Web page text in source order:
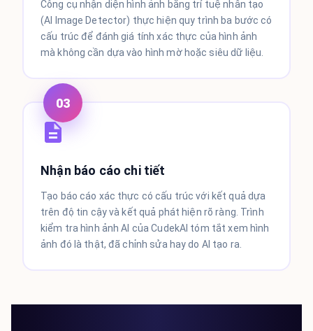
Công cụ nhận diện hình ảnh bằng trí tuệ nhân tạo
(AI Image Detector) thực hiện quy trình ba bước có
cấu trúc để đánh giá tính xác thực của hình ảnh
mà không cần dựa vào hình mờ hoặc siêu dữ liệu.
03
Nhận báo cáo chi tiết
Tạo báo cáo xác thực có cấu trúc với kết quả dựa
trên độ tin cậy và kết quả phát hiện rõ ràng. Trình
kiểm tra hình ảnh AI của CudekAI tóm tắt xem hình
ảnh đó là thật, đã chỉnh sửa hay do AI tạo ra.